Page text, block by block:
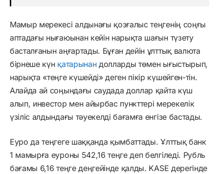
Мамыр мерекесі алдынағы қозғалыс теңгенің соңғы
аптадағы нығаюынан кейін нарықта шағын түзету
басталғанын аңғартады. Бұған дейін ұлттық валюта
бірнеше күн қатарынандолларды төмен ығыстырып,
нарықта «теңге күшейді» деген пікір күшейген-тін.
Алайда ай соңындағы саудада доллар қайта күш
алып, инвестор мен айырбас пункттері мерекелік
үзіліс алдындағы тәуекелді бағамға енгізе бастады.
Еуро да теңгеге шаққанда қымбаттады. Ұлттық банк
1 мамырға еуроны 542,16 теңге деп белгіледі. Рубль
бағамы 6,16 теңге деңгейінде қалды. KASE дерегінде